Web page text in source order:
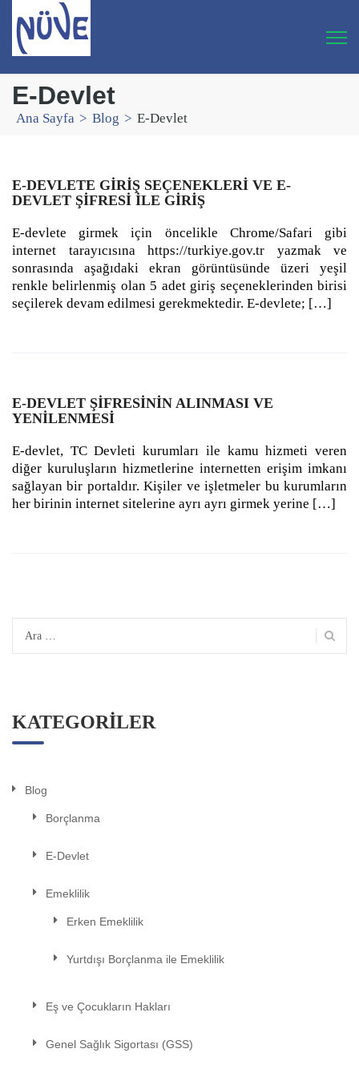
E-Devlet
Ana Sayfa > Blog > E-Devlet
E-DEVLETE GİRİŞ SEÇENEKLERİ VE E-
DEVLET ŞİFRESİ İLE GİRİŞ
E-devlete girmek için öncelikle Chrome/Safari gibi
internet tarayıcısına https://turkiye.gov.tr yazmak ve
sonrasında aşağıdaki ekran görüntüsünde üzeri yeşil
renkle belirlenmiş olan 5 adet giriş seçeneklerinden birisi
seçilerek devam edilmesi gerekmektedir. E-devlete; […]
E-DEVLET ŞİFRESİNİN ALINMASI VE
YENİLENMESİ
E-devlet, TC Devleti kurumları ile kamu hizmeti veren
diğer kuruluşların hizmetlerine internetten erişim imkanı
sağlayan bir portaldır. Kişiler ve işletmeler bu kurumların
her birinin internet sitelerine ayrı ayrı girmek yerine […]
KATEGORILER
Blog
Borçlanma
E-Devlet
Emeklilik
Erken Emeklilik
Yurtdışı Borçlanma ile Emeklilik
Eş ve Çocukların Hakları
Genel Sağlık Sigortası (GSS)